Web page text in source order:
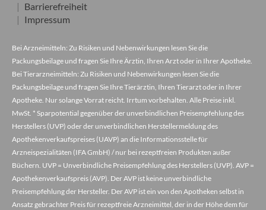
Barrierefreiheit
Impressum
Bei Arzneimitteln: Zu Risiken und Nebenwirkungen lesen Sie die
Packungsbeilage und fragen Sie Ihre Ärztin, Ihren Arzt oder in Ihrer Apotheke.
Bei Tierarzneimitteln: Zu Risiken und Nebenwirkungen lesen Sie die
Packungsbeilage und fragen Sie Ihre Tierärztin, Ihren Tierarzt oder in Ihrer
Apotheke. Nur solange Vorrat reicht. Irrtum vorbehalten. Alle Preise inkl.
MwSt. * Sparpotential gegenüber der unverbindlichen Preisempfehlung des
Herstellers (UVP) oder der unverbindlichen Herstellermeldung des
Apothekenverkaufspreises (UAVP) an die Informationsstelle für
Arzneispezialitäten (IFA GmbH) / nur bei rezeptfreien Produkten außer
Büchern. UVP = Unverbindliche Preisempfehlung des Herstellers (UVP). AVP =
Apothekenverkaufspreis (AVP). Der AVP ist keine unverbindliche
Preisempfehlung der Hersteller. Der AVP ist ein von den Apotheken selbst in
Ansatz gebrachter Preis für rezeptfreie Arzneimittel, der in der Höhe dem für